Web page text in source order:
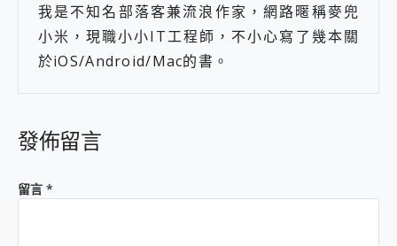
我是不知名部落客兼流浪作家，網路暱稱麥兜
小米，現職小小IT工程師，不小心寫了幾本關
於iOS/Android/Mac的書。
發佈留言
留言 *